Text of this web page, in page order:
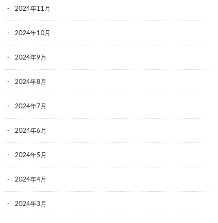
2024年11月
2024年10月
2024年9月
2024年8月
2024年7月
2024年6月
2024年5月
2024年4月
2024年3月